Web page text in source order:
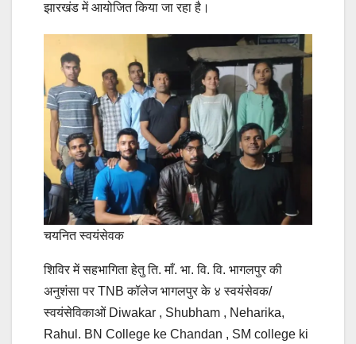
झारखंड में आयोजित किया जा रहा है।
चयनित स्वयंसेवक
शिविर में सहभागिता हेतु ति. माँ. भा. वि. वि. भागलपुर की
अनुशंसा पर TNB कॉलेज भागलपुर के ४ स्वयंसेवक/
स्वयंसेविकाओं Diwakar , Shubham , Neharika,
Rahul. BN College ke Chandan , SM college ki